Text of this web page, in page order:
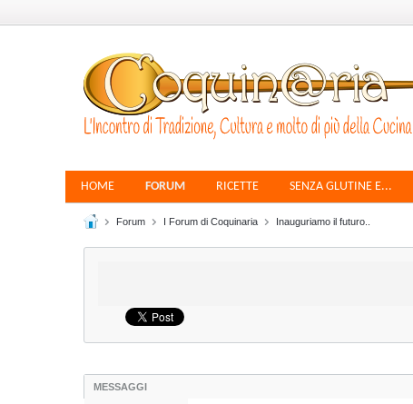
HOME FORUM RICETTE SENZA GLUTINE E...
Forum I Forum di Coquinaria Inauguriamo il futuro..
MESSAGGI